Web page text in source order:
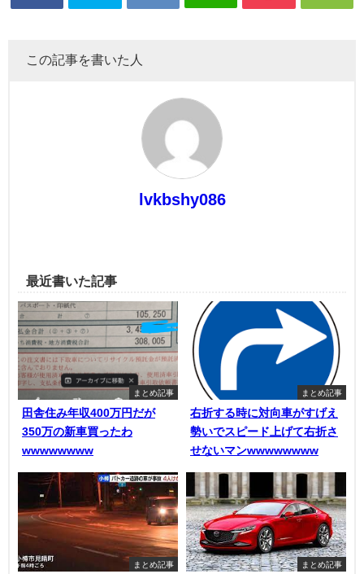
この記事を書いた人
lvkbshy086
最近書いた記事
まとめ記事
田舎住み年収400万円だが
350万の新車買ったわ
wwwwwwww
まとめ記事
右折する時に対向車がすげえ
勢いでスピード上げて右折さ
せないマンwwwwwwww
まとめ記事 まとめ記事